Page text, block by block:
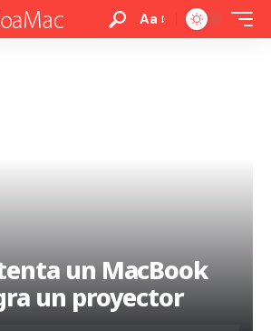
Aa
un MacBook
un proyector